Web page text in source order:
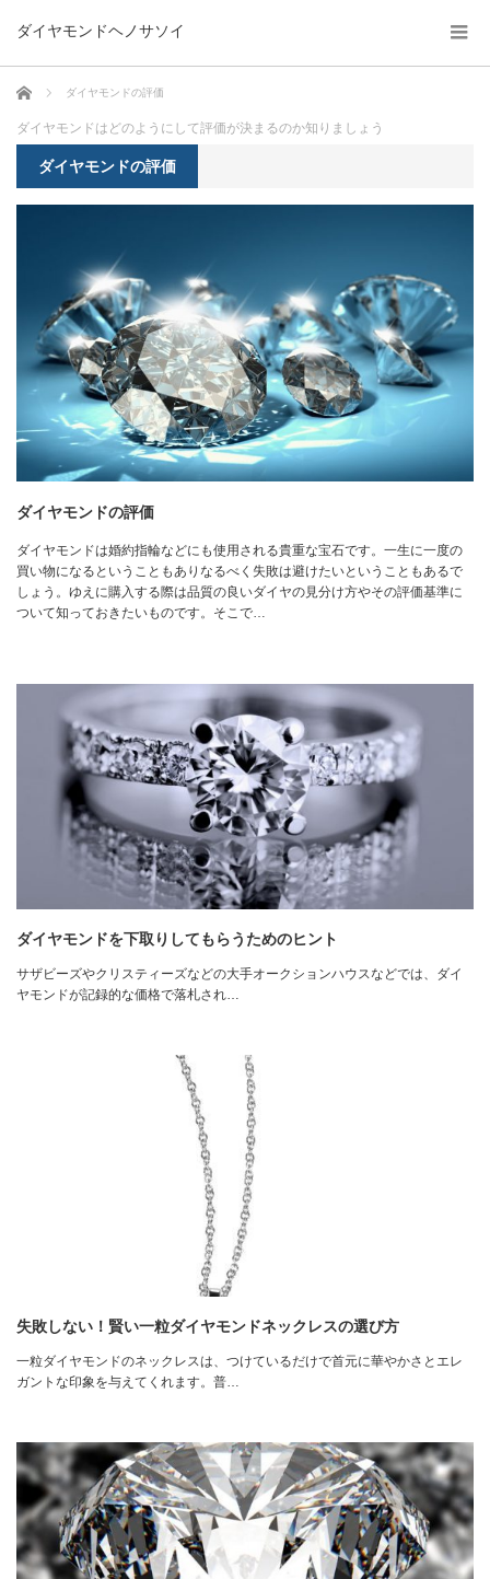
ダイヤモンドヘノサソイ
ホーム ダイヤモンドの評価
ダイヤモンドはどのようにして評価が決まるのか知りましょう
ダイヤモンドの評価
ダイヤモンドの評価
ダイヤモンドは婚約指輪などにも使用される貴重な宝石です。一生に一度の
買い物になるということもありなるべく失敗は避けたいということもあるで
しょう。ゆえに購入する際は品質の良いダイヤの見分け方やその評価基準に
ついて知っておきたいものです。そこで…
ダイヤモンドを下取りしてもらうためのヒント
サザビーズやクリスティーズなどの大手オークションハウスなどでは、ダイ
ヤモンドが記録的な価格で落札され…
失敗しない！賢い一粒ダイヤモンドネックレスの選び方
一粒ダイヤモンドのネックレスは、つけているだけで首元に華やかさとエレ
ガントな印象を与えてくれます。普…